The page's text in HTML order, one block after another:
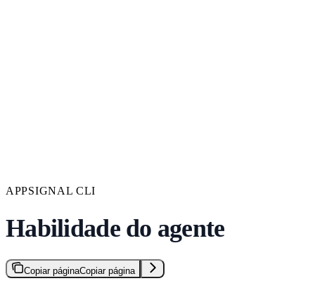
APPSIGNAL CLI
Habilidade do agente
Copiar páginaCopiar página